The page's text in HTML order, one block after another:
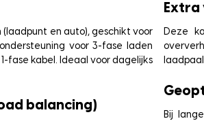
en auto), geschikt voor
voor 3-fase laden
fase kabel. Ideaal voor dagelijks
balancing)
Deze
Bij